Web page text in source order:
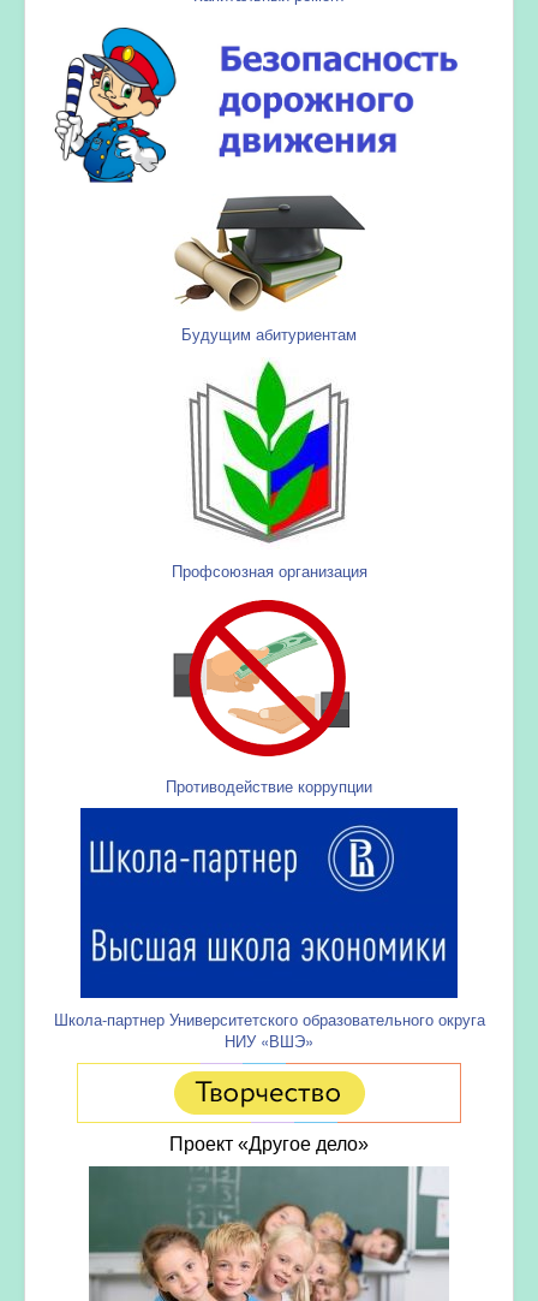
Будущим абитуриентам
Профсоюзная организация
Противодействие коррупции
Школа-партнер Университетского образовательного округа
НИУ «ВШЭ»
Проект «Другое дело»